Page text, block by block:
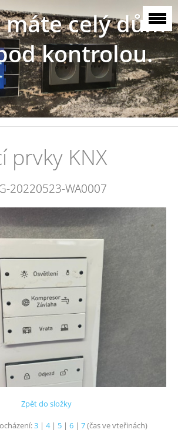
máte celý dům
kontrolou.
prvky KNX
20220523-WA0007
Zpět do složky
3 | 4| 5 | 6 | 7(čas ve vteřinách)